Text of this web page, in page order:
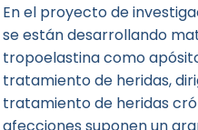
En el proyecto de
se están desarrollando
tropoelastina como
tratamiento de heridas,
tratamiento de heridas
afecciones suponen un